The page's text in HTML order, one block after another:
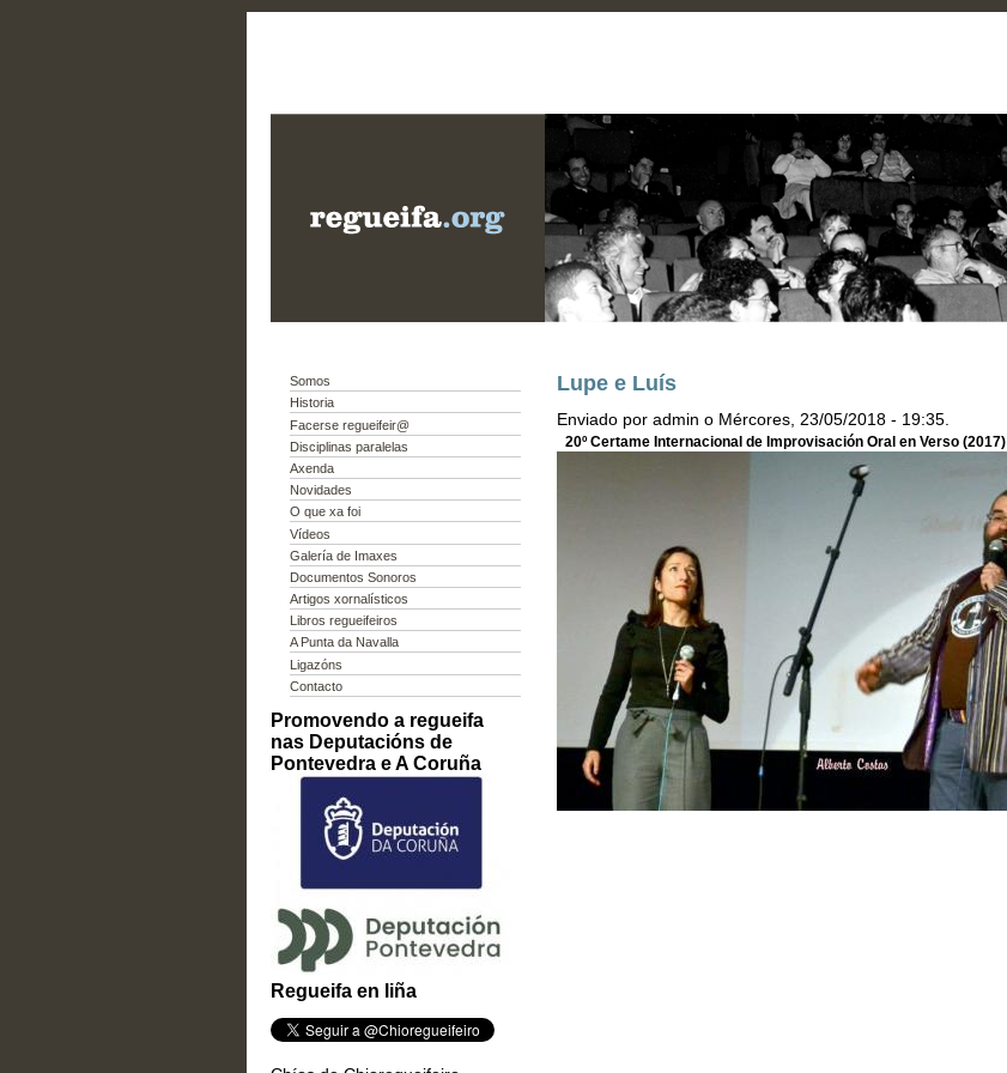
Somos
Historia
Facerse regueifeir@
Disciplinas paralelas
Axenda
Novidades
O que xa foi
Vídeos
Galería de Imaxes
Documentos Sonoros
Artigos xornalísticos
Libros regueifeiros
A Punta da Navalla
Ligazóns
Contacto
Promovendo a regueifa
nas Deputacións de
Pontevedra e A Coruña
Regueifa en liña
Lupe e Luís
Enviado por admin o Mércores, 23/05/2018 - 19:35.
20º Certame Internacional de Improvisación Oral en Verso (2017)